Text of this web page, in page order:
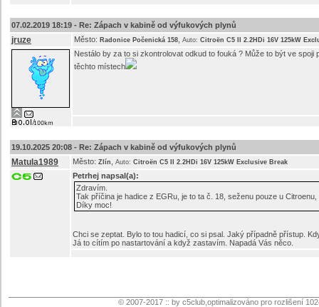
07.02.2019 18:19 - Re: Zápach v kabině od výfukových plynů
jruze Město: Radonice Počenická 158 Auto: Citroën C5 II 2.2HDi 16V 125kW
Nestálo by za to si zkontrolovat odkud to fouká ? Může to být ve
těchto místech
19.10.2025 20:08 - Re: Zápach v kabině od výfukových plynů
Matula1989 Město: Zlín Auto: Citroën C5 II 2.2HDi 16V 125kW Exclusive Break
Petrhej napsal(a):
Zdravím.
Tak příčina je hadice z EGRu, je to ta č. 18, seženu pouze u Citroenu,
Díky moc!
Chci se zeptat. Bylo to tou hadicí, co si psal. Jaký případně přístup.
Já to cítím po nastartování a když zastavím. Napadá Vás něco.
© 2007-2017 :: by c5club,optimalizováno pro rozlišení